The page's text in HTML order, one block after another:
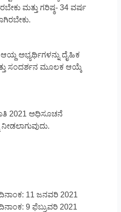
ಮತ್ತು ಗರಿಷ್ಠ- 34 ವರ್ಷ
ಅಭ್ಯರ್ಥಿಗಳನ್ನು ದೈಹಿಕ
ಸಂದರ್ಶನ ಮೂಲಕ ಆಯ್ಕೆ
2021 ಅಧಿಸೂಚನೆ
11 ಜನವರಿ 2021
9 ಫೆಬ್ರುವರಿ 2021